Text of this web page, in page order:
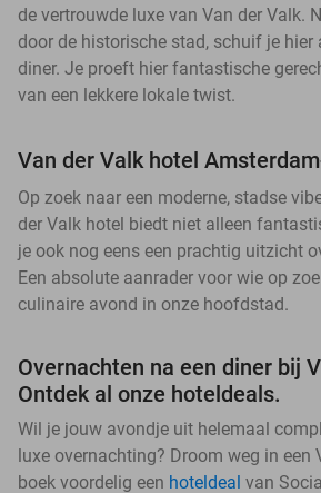
de vertrouwde luxe van Van der Valk.
door de historische stad, schuif je hier
diner. Je proeft hier fantastische
van een lekkere lokale twist.
Van der Valk hotel
Op zoek naar een moderne, stadse
der Valk hotel biedt niet alleen
je ook nog eens een prachtig uitzicht
Een absolute aanrader voor wie op
culinaire avond in onze hoofdstad.
Overnachten na een diner bij
Ontdek al onze hoteldeals.
Wil je jouw avondje uit helemaal
luxe overnachting? Droom weg in een
boek voordelig een hoteldeal van